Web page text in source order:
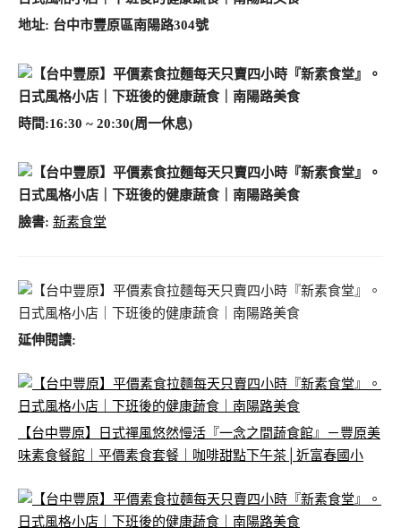
地址: 台中市豐原區南陽路304號
時間:16:30 ~ 20:30(周一休息)
臉書: 新素食堂
延伸閱讀:
【台中豐原】日式禪風悠然慢活『一念之間蔬食館』－豐原美
味素食餐館｜平價素食套餐｜咖啡甜點下午茶│近富春國小